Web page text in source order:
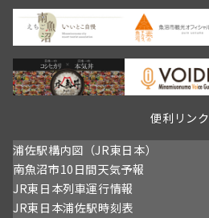
開
催
日：
～
予
定
便利リンク
浦佐駅構内図（JR東日本）
南魚沼市10日間天気予報
JR東日本列車運行情報
JR東日本浦佐駅時刻表